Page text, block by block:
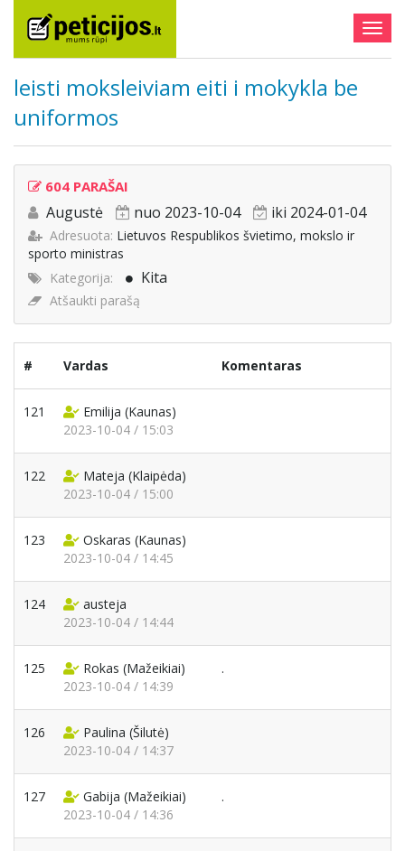
leisti moksleiviam eiti i mokykla be
uniformos
604 PARAŠAI
Augustė nuo 2023-10-04 iki 2024-01-04
Adresuota: Lietuvos Respublikos švietimo, mokslo ir
sporto ministras
Kategorija:
Kita
Atšaukti parašą
# Vardas Komentaras
121 Emilija (Kaunas)
2023-10-04 / 15:03
122 Mateja (Klaipėda)
2023-10-04 / 15:00
123 Oskaras (Kaunas)
2023-10-04 / 14:45
124
austeja
2023-10-04 / 14:44
125 Rokas (Mažeikiai)
2023-10-04 / 14:39
.
126 Paulina (Šilutė)
2023-10-04 / 14:37
127 Gabija (Mažeikiai)
2023-10-04 / 14:36
.